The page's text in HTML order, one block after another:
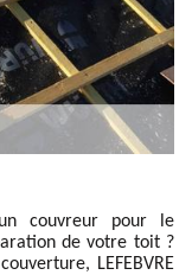
couvreur pour le
de votre toit ?
LEFEBVRE